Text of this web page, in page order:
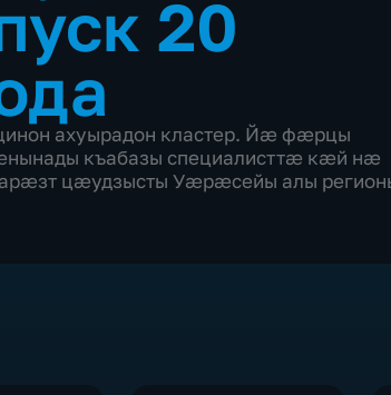
20
ахуырадон кластер. Йæ фæрцы
къабазы специалисттæ кæй нæ
цæудзысты Уæрæсейы алы